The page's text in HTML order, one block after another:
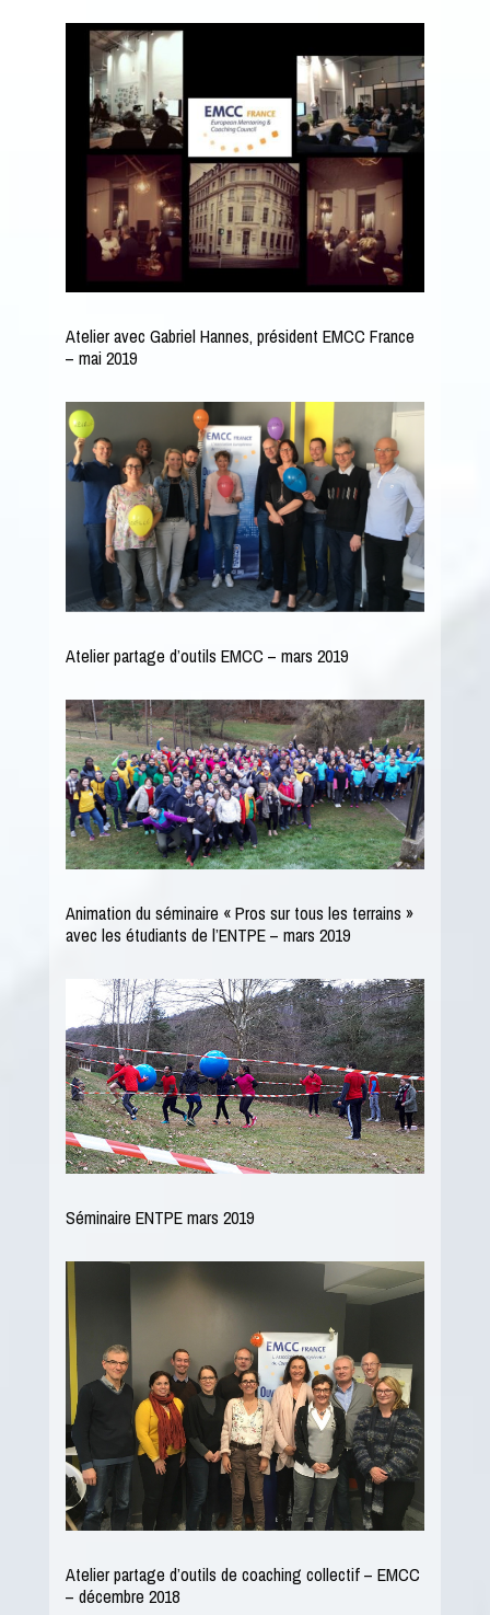
Atelier avec Gabriel Hannes, président EMCC France
– mai 2019
Atelier partage d’outils EMCC – mars 2019
Animation du séminaire « Pros sur tous les terrains »
avec les étudiants de l’ENTPE – mars 2019
Séminaire ENTPE mars 2019
Atelier partage d’outils de coaching collectif – EMCC
– décembre 2018